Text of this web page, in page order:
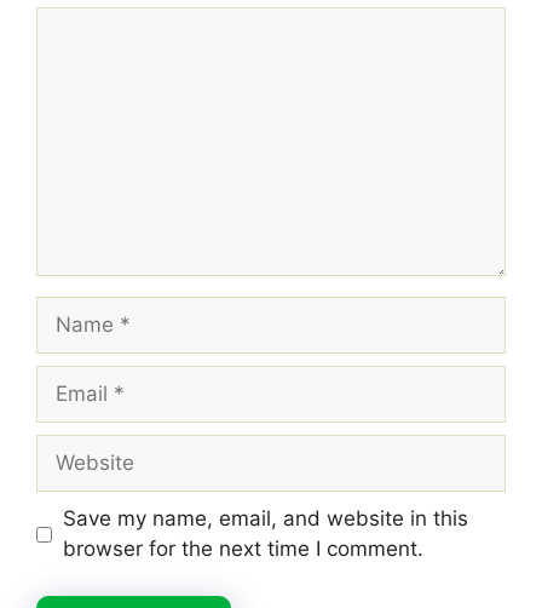
Name
Email
Website
Save my name, email, and website in this
browser for the next time I comment.